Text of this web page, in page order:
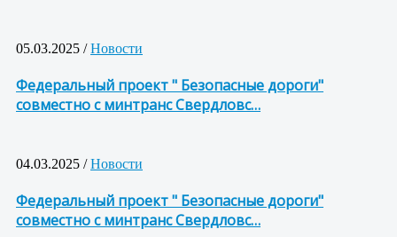
05.03.2025 /Новости
Федеральный проект " Безопасные дороги"
совместно с минтранс Свердловс…
04.03.2025 /Новости
Федеральный проект " Безопасные дороги"
совместно с минтранс Свердловс…